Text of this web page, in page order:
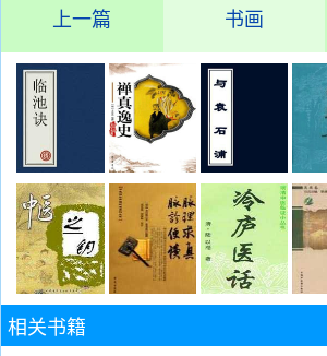
上一篇 书画
相关书籍